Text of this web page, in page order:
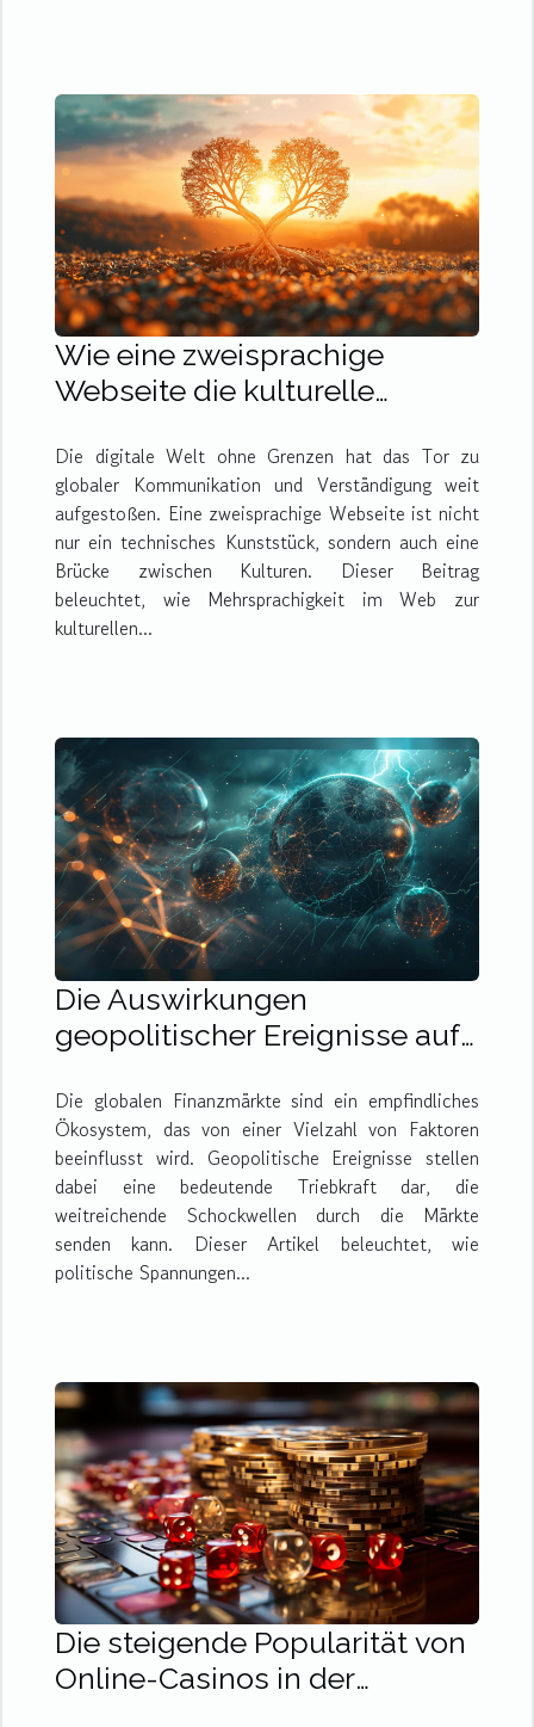
Wie eine zweisprachige
Webseite die kulturelle
Die digitale Welt ohne Grenzen hat das Tor zu
globaler Kommunikation und Verständigung weit
aufgestoßen. Eine zweisprachige Webseite ist nicht
nur ein technisches Kunststück, sondern auch eine
Brücke zwischen Kulturen. Dieser Beitrag
beleuchtet, wie Mehrsprachigkeit im Web zur
kulturellen...
Die Auswirkungen
geopolitischer Ereignisse auf
Die globalen Finanzmärkte sind ein empfindliches
Ökosystem, das von einer Vielzahl von Faktoren
beeinflusst wird. Geopolitische Ereignisse stellen
dabei eine bedeutende Triebkraft dar, die
weitreichende Schockwellen durch die Märkte
senden kann. Dieser Artikel beleuchtet, wie
politische Spannungen...
Die steigende Popularität von
Online-Casinos in der